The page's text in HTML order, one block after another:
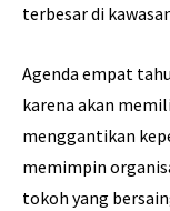
terbesar di
Agenda empat
karena akan
menggantikan
memimpin
tokoh yang